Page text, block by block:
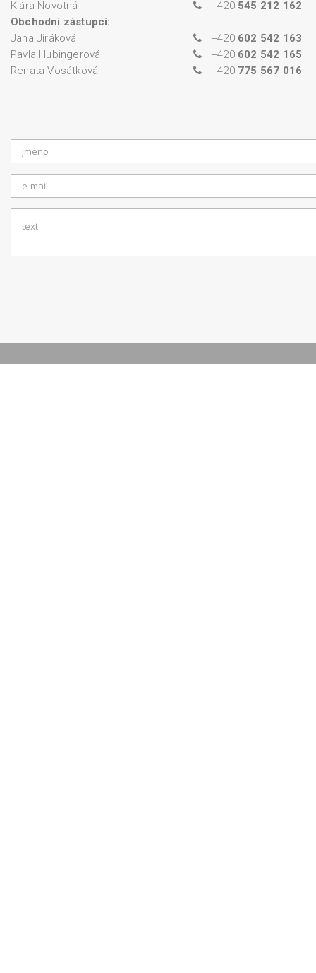
Klára Novotná | +420 545 212 162
Obchodní zástupci:
Jana Jiráková
| +420 602 542 163
Pavla Hubingerová
| +420 602 542 165
Renata Vosátková
| +420 775 567 016